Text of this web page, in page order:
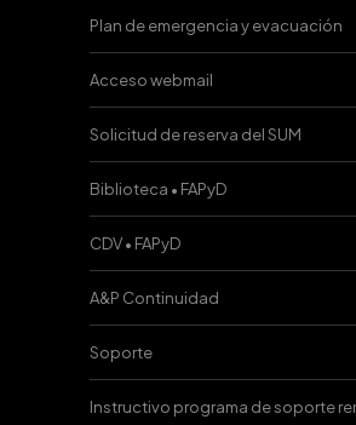
Plan de emergencia y evacuación
Acceso webmail
Solicitud de reserva del SUM
Biblioteca • FAPyD
CDV • FAPyD
A&P Continuidad
Soporte
Instructivo programa de soporte